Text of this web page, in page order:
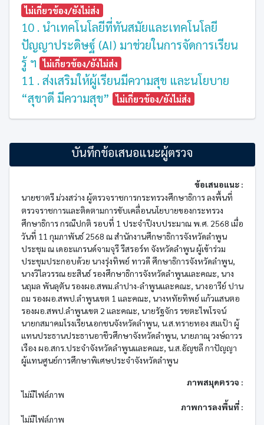
ไม่เกี่ยวข้อง/ยังไม่ส่ง
10 . นำเทคโนโลยีที่ทันสมัยและเทคโนโลยี
ปัญญาประดิษฐ์ (AI) มาช่วยในการจัดการเรียน
รู้ ฯ
ไม่เกี่ยวข้อง/ยังไม่ส่ง
11 . ส่งเสริมให้ผู้เรียนมีความสุข และนโยบาย
“สุขาดี มีความสุข”
ไม่เกี่ยวข้อง/ยังไม่ส่ง
บันทึกข้อเสนอแนะผู้ตรวจ
ข้อเสนอแนะ :
นายชาตรี ม่วงสว่าง ผู้ตรวจราชการกระทรวงศึกษาธิการ ลงพื้นที่
ตรวจราชการและติดตามการขับเคลื่อนนโยบายของกระทรวง
ศึกษาธิการ กรณีปกติ รอบที่ 1 ประจำปีงบประมาณ พ.ศ. 2568 เมื่อ
วันที่ 11 กุมภาพันธ์ 2568 ณสำนักงานศึกษาธิการจังหวัดลำพูน
ประชุม ณ เดอะแกรนด์จามจุรี รีสรอร์ท จังหวัดลำพูน ผู้เข้าร่วม
ประชุมประกอบด้วย นางรุ่งทิพย์ ทาวดี ศึกษาธิการจังหวัดลำพูน,
นางวิไลวรรณ ยะสินธ์ รองศึกษาธิการจังหวัดลำพูนและคณะ, นาง
นฤมล พันลุตัน รองผอ.สพม.ลำปาง-ลำพูนและคณะ, นางอารีย์ ปาน
ถม รองผอ.สพป.ลำพูนเขต 1 และคณะ, นางหทัยทิพย์ แก้วแสนตอ
รองผอ.สพป.ลำพูนเขต 2 และคณะ, นายรัฐจักร รชตะไพโรจน์
นายกสมาคมโรงเรียนเอกชนจังหวัดลำพูน, น.ส.ทรายทอง สมเป้า ผู้
แทนประธานประธานอาชีวศึกษาจังหวัดลำพูน, นายภาณุ วงษ์ถาวร
เรือง ผอ.สกร.ประจำจังหวัดลำพูนและคณะ, น.ส.อัญชลี กาปัญญา
ผู้แทนศูนย์การศึกษาพิเศษประจำจังหวัดลำพูน
ภาพสมุดตรวจ :
ไม่มีไฟล์ภาพ
ภาพการลงพื้นที่ :
ไม่มีไฟล์ภาพ